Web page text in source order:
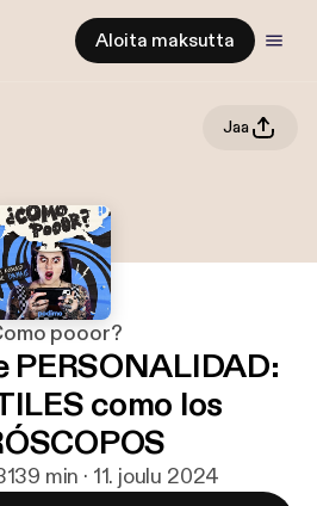
Aloita maksutta
Jaa
pooor?
PERSONALIDAD:
como los
39 min · 11. joulu 2024